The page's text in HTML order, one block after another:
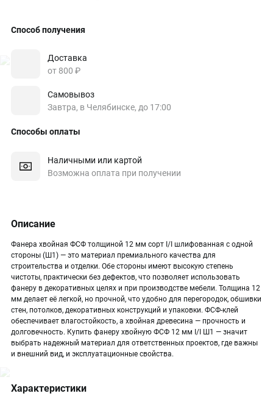
Способ получения
Доставка
от 800 ₽
Самовывоз
Завтра, в Челябинске, до 17:00
Способы оплаты
Наличными или картой
Возможна оплата при получении
Описание
Фанера хвойная ФСФ толщиной 12 мм сорт I/I шлифованная с одной
стороны (Ш1) — это материал премиального качества для
строительства и отделки. Обе стороны имеют высокую степень
чистоты, практически без дефектов, что позволяет использовать
фанеру в декоративных целях и при производстве мебели. Толщина 12
мм делает её легкой, но прочной, что удобно для перегородок, обшивки
стен, потолков, декоративных конструкций и упаковки. ФСФ-клей
обеспечивает влагостойкость, а хвойная древесина — прочность и
долговечность. Купить фанеру хвойную ФСФ 12 мм I/I Ш1 — значит
выбрать надежный материал для ответственных проектов, где важны
и внешний вид, и эксплуатационные свойства.
Характеристики